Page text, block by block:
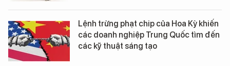
Lệnh trừng phạt chip của Hoa Kỳ khiến
các doanh nghiệp Trung Quốc tìm đến
các kỹ thuật sáng tạo